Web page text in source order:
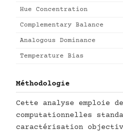
Hue Concentration
Complementary Balance
Analogous Dominance
Temperature Bias
Méthodologie
Cette analyse emploie
computationnelles
caractérisation